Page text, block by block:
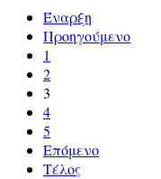
Έναρξη
Προηγούμενο
1
2
3
4
5
Επόμενο
Τέλος